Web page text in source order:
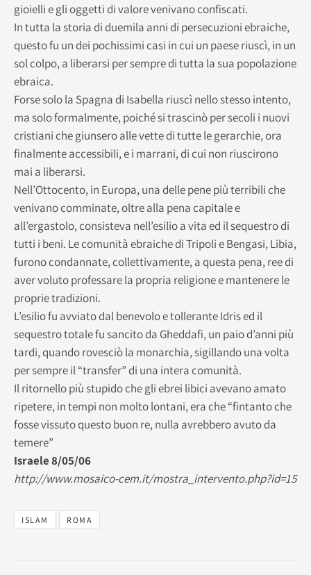
gioielli e gli oggetti di valore venivano confiscati.
In tutta la storia di duemila anni di persecuzioni ebraiche,
questo fu un dei pochissimi casi in cui un paese riuscì, in un
sol colpo, a liberarsi per sempre di tutta la sua popolazione
ebraica.
Forse solo la Spagna di Isabella riuscì nello stesso intento,
ma solo formalmente, poiché si trascinò per secoli i nuovi
cristiani che giunsero alle vette di tutte le gerarchie, ora
finalmente accessibili, e i marrani, di cui non riuscirono
mai a liberarsi.
Nell’Ottocento, in Europa, una delle pene più terribili che
venivano comminate, oltre alla pena capitale e
all’ergastolo, consisteva nell’esilio a vita ed il sequestro di
tutti i beni. Le comunità ebraiche di Tripoli e Bengasi, Libia,
furono condannate, collettivamente, a questa pena, ree di
aver voluto professare la propria religione e mantenere le
proprie tradizioni.
L’esilio fu avviato dal benevolo e tollerante Idris ed il
sequestro totale fu sancito da Gheddafi, un paio d’anni più
tardi, quando rovesciò la monarchia, sigillando una volta
per sempre il “transfer” di una intera comunità.
Il ritornello più stupido che gli ebrei libici avevano amato
ripetere, in tempi non molto lontani, era che “fintanto che
fosse vissuto questo buon re, nulla avrebbero avuto da
temere”
Israele 8/05/06
http://www.mosaico-cem.it/mostra_intervento.php?id=15
ISLAM ROMA